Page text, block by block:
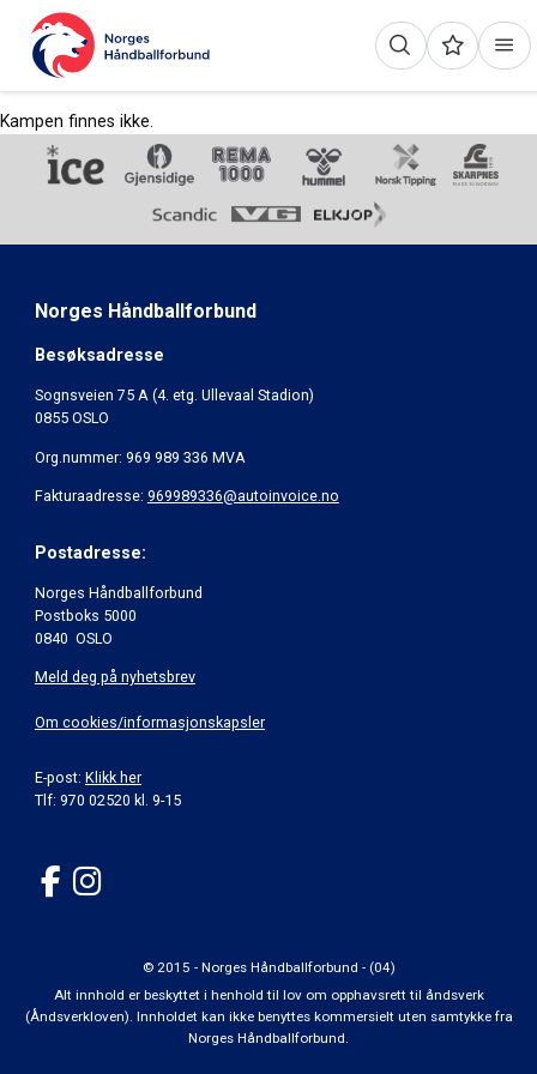
Kampen finnes ikke.
Norges Håndballforbund
Besøksadresse
Sognsveien 75 A (4. etg. Ullevaal Stadion)
0855 OSLO
Org.nummer: 969 989 336 MVA
Fakturaadresse: 969989336@autoinvoice.no
Postadresse:
Norges Håndballforbund
Postboks 5000
0840 OSLO
Meld deg på nyhetsbrev
Om cookies/informasjonskapsler
E-post: Klikk her
Tlf: 970 02520 kl. 9-15
© 2015 - Norges Håndballforbund - (04)
Alt innhold er beskyttet i henhold til lov om opphavsrett til åndsverk
(Åndsverkloven). Innholdet kan ikke benyttes kommersielt uten samtykke fra
Norges Håndballforbund.